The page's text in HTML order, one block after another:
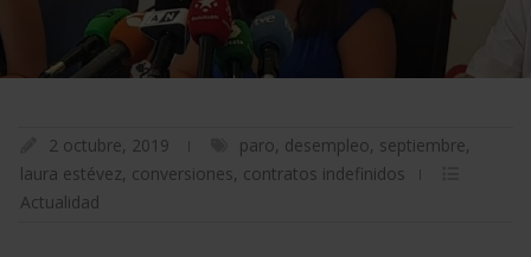
2 octubre, 2019 paro, desempleo, septiembre,
laura estévez, conversiones, contratos indefinidos
Actualidad